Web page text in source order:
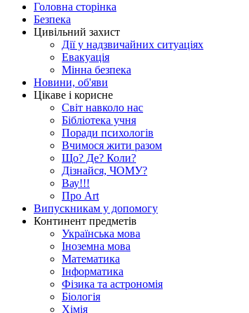
Головна сторінка
Безпека
Цивільний захист
Дії у надзвичайних ситуаціях
Евакуація
Мінна безпека
Новини, об'яви
Цікаве і корисне
Світ навколо нас
Бібліотека учня
Поради психологів
Вчимося жити разом
Що? Де? Коли?
Дізнайся, ЧОМУ?
Вау!!!
Про Art
Випускникам у допомогу
Континент предметів
Українська мова
Іноземна мова
Математика
Інформатика
Фізика та астрономія
Біологія
Хімія